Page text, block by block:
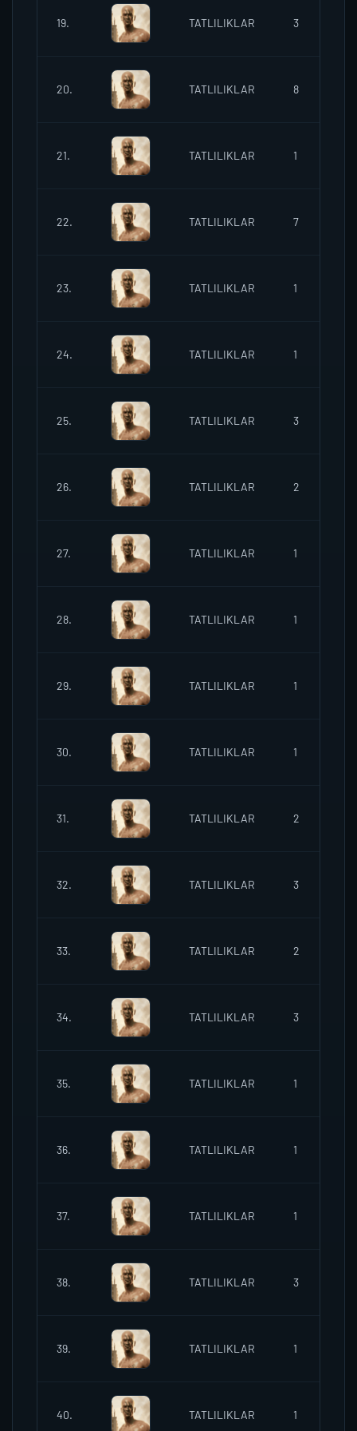
19. TATLILIKLAR 3
20. TATLILIKLAR 8
21. TATLILIKLAR 1
22. TATLILIKLAR 7
23. TATLILIKLAR 1
24. TATLILIKLAR 1
25. TATLILIKLAR 3
26. TATLILIKLAR 2
27. TATLILIKLAR 1
28. TATLILIKLAR 1
29. TATLILIKLAR 1
30. TATLILIKLAR 1
31. TATLILIKLAR 2
32. TATLILIKLAR 3
33. TATLILIKLAR 2
34. TATLILIKLAR 3
35. TATLILIKLAR 1
36. TATLILIKLAR 1
37. TATLILIKLAR 1
38. TATLILIKLAR 3
39. TATLILIKLAR 1
40. TATLILIKLAR 1